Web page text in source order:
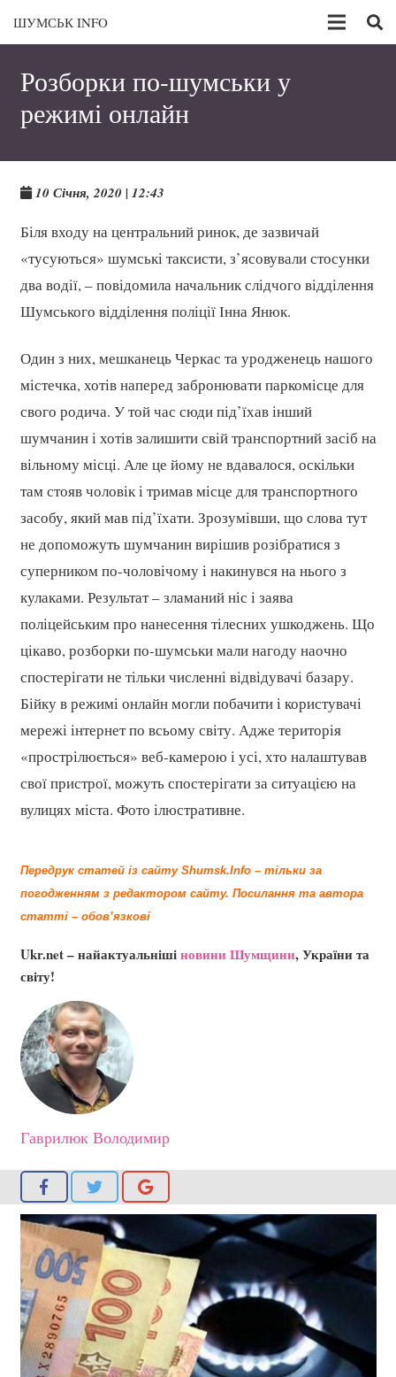
ШУМСЬК INFO
Розборки по-шумськи у
режимі онлайн
10 Січня, 2020 | 12:43
Біля входу на центральний ринок, де зазвичай
«тусуються» шумські таксисти, з’ясовували стосунки
два водії, – повідомила начальник слідчого відділення
Шумського відділення поліції Інна Янюк.
Один з них, мешканець Черкас та уродженець нашого
містечка, хотів наперед забронювати паркомісце для
свого родича. У той час сюди під’їхав інший
шумчанин і хотів залишити свій транспортний засіб на
вільному місці. Але це йому не вдавалося, оскільки
там стояв чоловік і тримав місце для транспортного
засобу, який мав під’їхати. Зрозумівши, що слова тут
не допоможуть шумчанин вирішив розібратися з
суперником по-чоловічому і накинувся на нього з
кулаками. Результат – зламаний ніс і заява
поліцейським про нанесення тілесних ушкоджень. Що
цікаво, розборки по-шумськи мали нагоду наочно
спостерігати не тільки численні відвідувачі базару.
Бійку в режимі онлайн могли побачити і користувачі
мережі інтернет по всьому світу. Адже територія
«прострілюється» веб-камерою і усі, хто налаштував
свої пристрої, можуть спостерігати за ситуацією на
вулицях міста. Фото ілюстративне.
Передрук статей із сайту Shumsk.Info – тільки за
погодженням з редактором сайту. Посилання та автора
статті – обов’язкові
Ukr.net – найактуальнішіновини Шумщини, України та
світу!
Гаврилюк Володимир